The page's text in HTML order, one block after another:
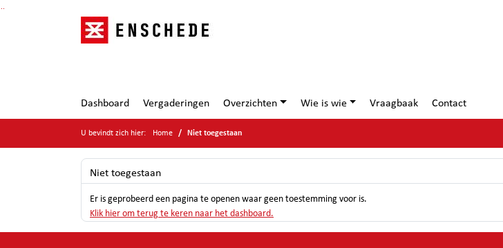
Ga naar de inhoud van deze pagina
Ga naar het zoeken
Ga naar het menu
Dashboard Vergaderingen Overzichten Wie is wie Vraagbaak Contact
U bevindt zich hier: Home Niet toegestaan
Niet toegestaan
Er is geprobeerd een pagina te openen waar geen toestemming voor is.
Klik hier om terug te keren naar het dashboard.